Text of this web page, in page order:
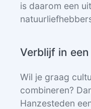
is daarom een
Verblijf in
Wil je graag
combineren?
Hanzesteden